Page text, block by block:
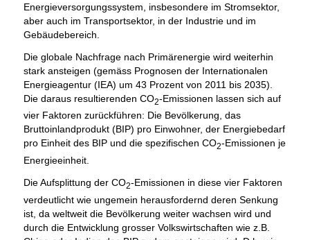
Energieversorgungssystem, insbesondere im Stromsektor,
aber auch im Transportsektor, in der Industrie und im
Gebäudebereich.
Die globale Nachfrage nach Primärenergie wird weiterhin
stark ansteigen (gemäss Prognosen der Internationalen
Energieagentur (IEA) um 43 Prozent von 2011 bis 2035).
Die daraus resultierenden CO2-Emissionen lassen sich auf
vier Faktoren zurückführen: Die Bevölkerung, das
Bruttoinlandprodukt (BIP) pro Einwohner, der Energiebedarf
pro Einheit des BIP und die spezifischen CO2-Emissionen je
Energieeinheit.
Die Aufsplittung der CO2-Emissionen in diese vier Faktoren
verdeutlicht wie ungemein herausfordernd deren Senkung
ist, da weltweit die Bevölkerung weiter wachsen wird und
durch die Entwicklung grosser Volkswirtschaften wie z.B.